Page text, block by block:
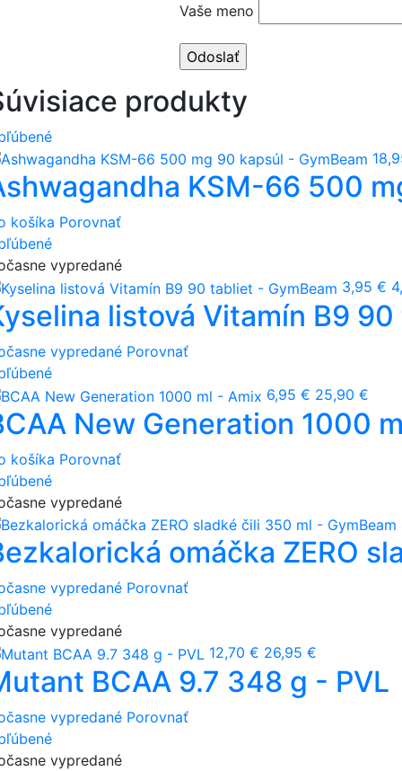
Vaše meno
produkty
KSM-66 500
košíka Porovnať
vypredané
3,95 €
listová Vitamín B9
vypredané Porovnať
6,95 € 25,90 €
New Generation 1000
košíka Porovnať
vypredané
omáčka ZERO
vypredané Porovnať
vypredané
12,70 € 26,95 €
BCAA 9.7 348 g - PVL
vypredané Porovnať
vypredané